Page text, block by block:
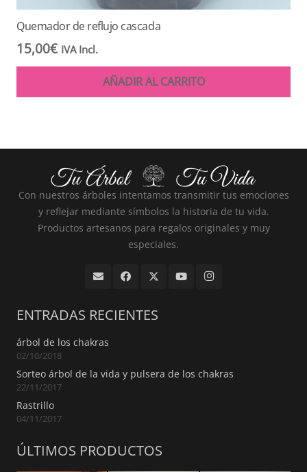
Quemador de reflujo cascada
15,00€ IVA Incl.
AÑADIR AL CARRITO
Con nuestros árboles intentamos transmitir tus emociones
y reflejar mediante símbolos la historia de tu vida.
Productos artesanos para regalos originales y muy
especiales.
ENTRADAS RECIENTES
árbol de los chakras
02/10/2018
Sorteo árbol de la vida y pulsera de los chakras
22/11/2017
Rastrillo
04/11/2017
ÚLTIMOS PRODUCTOS